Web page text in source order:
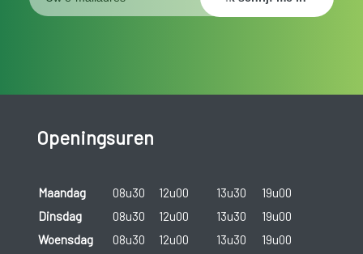
Openingsuren
Maandag 08u30 12u00 13u30
19u00
Dinsdag
08u30 12u00 13u30
19u00
Woensdag
08u30 12u00 13u30
19u00